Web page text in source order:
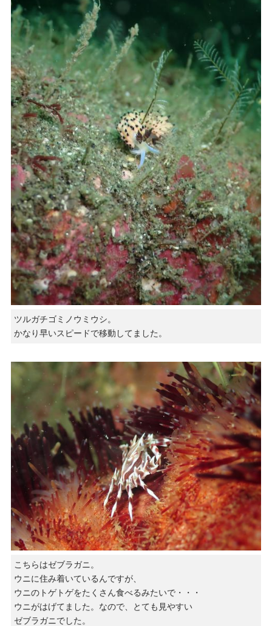
ツルガチゴミノウミウシ。
かなり早いスピードで移動してました。
こちらはゼブラガニ。
ウニに住み着いているんですが、
ウニのトゲトゲをたくさん食べるみたいで・・・
ウニがはげてました。なので、とても見やすい
ゼブラガニでした。